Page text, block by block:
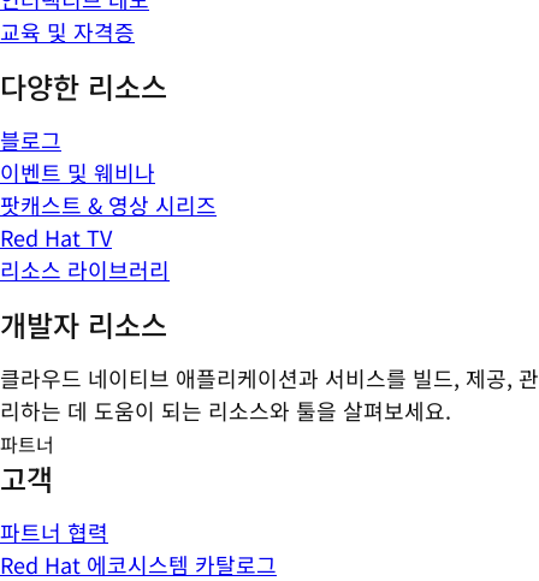
교육 및 자격증
다양한 리소스
블로그
이벤트 및 웨비나
팟캐스트 & 영상 시리즈
Red Hat TV
리소스 라이브러리
개발자 리소스
클라우드 네이티브 애플리케이션과 서비스를 빌드, 제공, 관
리하는 데 도움이 되는 리소스와 툴을 살펴보세요.
파트너
고객
파트너 협력
Red Hat 에코시스템 카탈로그